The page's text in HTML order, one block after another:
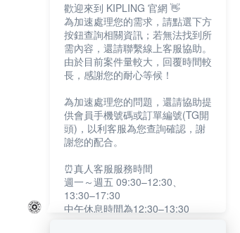
歡迎來到 KIPLING 官網 👋
為加速處理您的需求，請點選下方
按鈕查詢相關資訊；若無法找到所
需內容，還請聯繫線上客服協助。
由於目前案件量較大，回覆時間較
長，感謝您的耐心等候！
為加速處理您的問題，還請協助提
供會員手機號碼或訂單編號(TG開
頭)，以利客服為您查詢確認，謝
謝您的配合。
⏰真人客服服務時間
週一～週五 09:30–12:30、
13:30–17:30
中午休息時間為12:30–13:30